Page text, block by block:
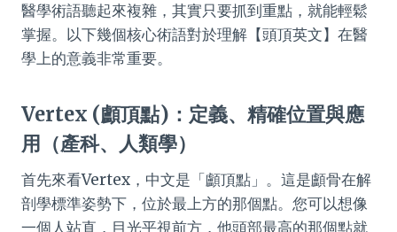
醫學術語聽起來複雜，其實只要抓到重點，就能輕鬆
掌握。以下幾個核心術語對於理解【頭頂英文】在醫
學上的意義非常重要。
Vertex (顱頂點)：定義、精確位置與應
用（產科、人類學）
首先來看Vertex，中文是「顱頂點」。這是顱骨在解
剖學標準姿勢下，位於最上方的那個點。您可以想像
一個人站直，目光平視前方，他頭部最高的那個點就